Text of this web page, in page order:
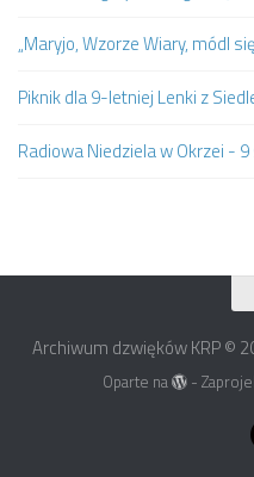
„Maryjo, Wzorze Wiary, módl
Piknik dla 9-letniej Lenki z
Radiowa Niedziela w Okrzei -
Archiwum dzwięków KRP ©
Oparte na -